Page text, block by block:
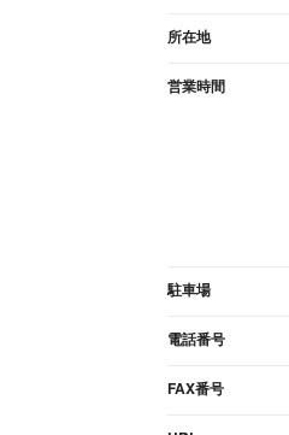
所在地
営業時間
駐車場
電話番号
FAX番号